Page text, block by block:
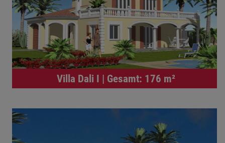
Villa Dali I | Gesamt: 176 m²